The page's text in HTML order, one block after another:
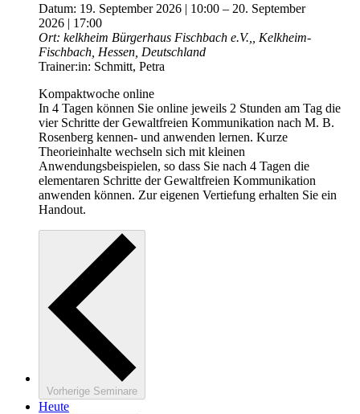
Datum: 19. September 2026 | 10:00 – 20. September
2026 | 17:00
Ort: kelkheim Bürgerhaus Fischbach e.V.,, Kelkheim-
Fischbach, Hessen, Deutschland
Trainer:in: Schmitt, Petra
Kompaktwoche online
In 4 Tagen können Sie online jeweils 2 Stunden am Tag die
vier Schritte der Gewaltfreien Kommunikation nach M. B.
Rosenberg kennen- und anwenden lernen. Kurze
Theorieinhalte wechseln sich mit kleinen
Anwendungsbeispielen, so dass Sie nach 4 Tagen die
elementaren Schritte der Gewaltfreien Kommunikation
anwenden können. Zur eigenen Vertiefung erhalten Sie ein
Handout.
Vorherige Seminare
Heute